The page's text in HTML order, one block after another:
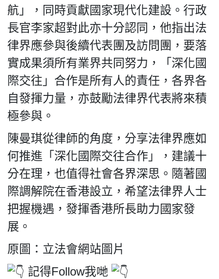
航」，同時貢獻國家現代化建設。行政
長官李家超對此亦十分認同，他指出法
律界應參與後續代表團及訪問團，要落
實成果須所有業界共同努力，「深化國
際交往」合作是所有人的責任，各界各
自發揮力量，亦鼓勵法律界代表將來積
極參與。
陳曼琪從律師的角度，分享法律界應如
何推進「深化國際交往合作」，建議十
分在理，也值得社會各界深思。隨著國
際調解院在香港設立，希望法律界人士
把握機遇，發揮香港所長助力國家發
展。
原圖：立法會網站圖片
記得Follow我哋